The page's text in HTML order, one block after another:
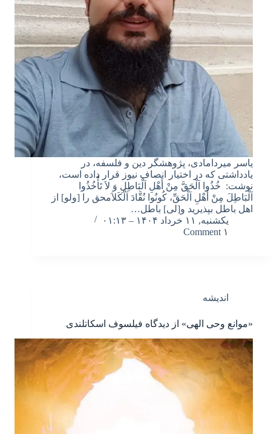
یاسر میردامادی، پژوهشگر دین و فلسفه، در
یادداشتی که در اختیار انصاف نیوز قرار داده است،
نوشت: خُذُوا اَلْحَقَّ مِنْ أَهْلِ اَلْبَاطِلِ وَ لاَ تَأْخُذُوا
اَلْبَاطِلَ مِنْ أَهْلِ اَلْحَقِّ، کُونُوا نُقَّادَ اَلْکَلاَمحق را [ولو] از
اهل باطل بپذیرید و[لی] باطل…
یکشنبه, ۱۱ خرداد ۱۴۰۴ – ۰۱:۱۳
۱ Comment
اندیشه
«موانع وحی الهی» از دیدگاه فیلسوف اسکاتلندی